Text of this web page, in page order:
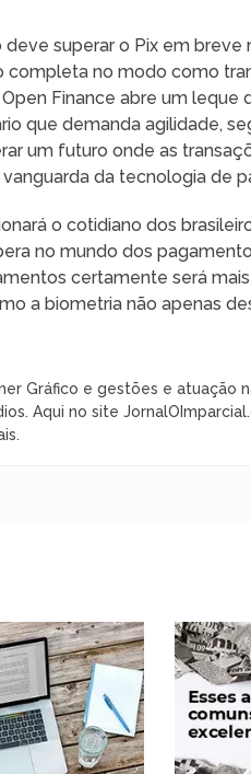
superar o Pix em breve
no modo como
Finance abre um leque
que demanda agilidade,
um futuro onde as
da tecnologia de
o cotidiano dos
no mundo dos
certamente será
a biometria não apenas
Gráfico e gestões e atuação
Aqui no site